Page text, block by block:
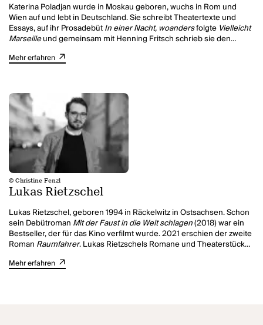
Katerina Poladjan wurde in Moskau geboren, wuchs in Rom und
Wien auf und lebt in Deutschland. Sie schreibt Theatertexte und
Essays, auf ihr ProsadebütIn einer Nacht, woandersfolgte Vielleicht
Marseilleund gemeinsam mit Henning Fritsch schrieb sie den
Döblin-Preis nominiert wie auch für den European Prize of Literature
Deutschen Literaturfonds, des Berliner Senats und von der
Kulturakademie Tarabya in Istanbul. 2021 wurde sie mit dem Nelly-
Sachs-Preis der Stadt Dortmund ausgezeichnet. Mit
stand Katerina Poladjan auf der Shortlist für den Preis der Leipziger
Buchmesse 2022 und wurde mit dem Rheingau Literatur Preis
2022 ausgezeichnet. Katerina Poladjan wurde 2025 mit dem
Großen Preis des Deutschen Literaturfonds
ihr Roman Goldstrand, der mit dem Preis der Leipziger Buchmesse
2026 ausgezeichnet wurde.
Mehr erfahren
© Christine Fenzl
Lukas Rietzschel
Lukas Rietzschel, geboren 1994 in Räckelwitz in Ostsachsen. Schon
sein Debütroman Mit der Faust in die Welt schlagen(2018) war ein
Bestseller, der für das Kino verfilmt wurde. 2021 erschien der zweite
Roman Raumfahrer. Lukas Rietzschels Romane und Theaterstücke
Preis, dem Sächsischen Literaturpreis und dem Literaturpreis
Mehr erfahren